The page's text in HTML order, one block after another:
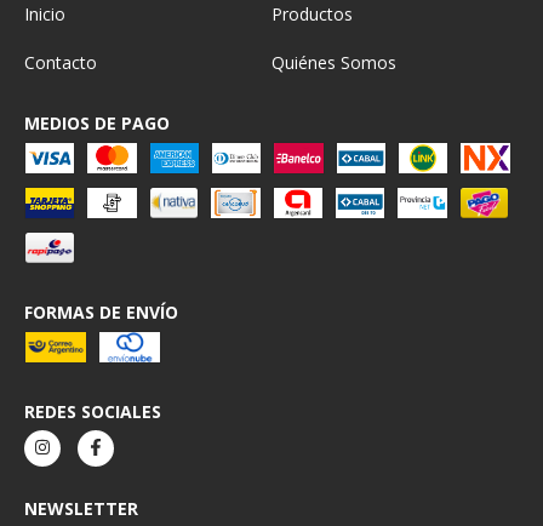
Inicio
Productos
Contacto Quiénes Somos
MEDIOS DE PAGO
FORMAS DE ENVÍO
REDES SOCIALES
NEWSLETTER